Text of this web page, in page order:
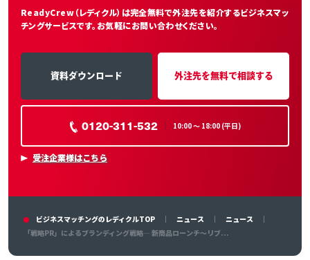
ReadyCrew（レディクル）は完全無料で外注先を紹介するビジネスマッ
チングサービスです。お気軽にお問い合わせください。
資料ダウンロード 外注先を無料で相談する
0120-311-532 10:00 〜 18:00 (平日)
受注企業様はこちら
ビジネスマッチングのレディクルTOP ニュース
ニュース
「戦略PR」によるブランディング戦略― 新商品ローンチ～リブ...